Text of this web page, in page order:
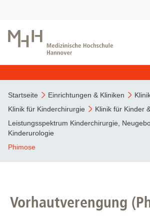
Startseite Einrichtungen & Kliniken
Klinik für Kinderchirurgie
Klinik für Kinder
Leistungsspektrum Kinderchirurgie,
Kinderurologie
Phimose
Vorhautverengung